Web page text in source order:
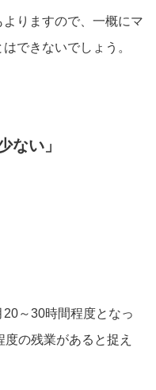
りますので、一概にマ
できないでしょう。
ない」
～30時間程度となっ
の残業があると捉え